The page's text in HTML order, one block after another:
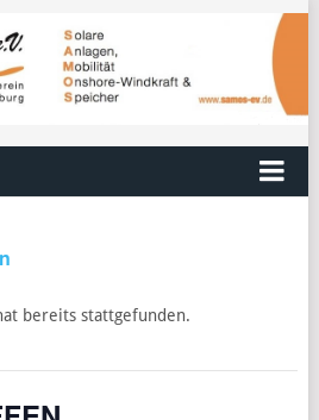
bereits stattgefunden.